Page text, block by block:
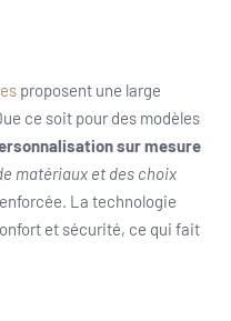
proposent une large
ce soit pour des modèles
sur mesure
matériaux et des choix
La technologie
et sécurité, ce qui fait